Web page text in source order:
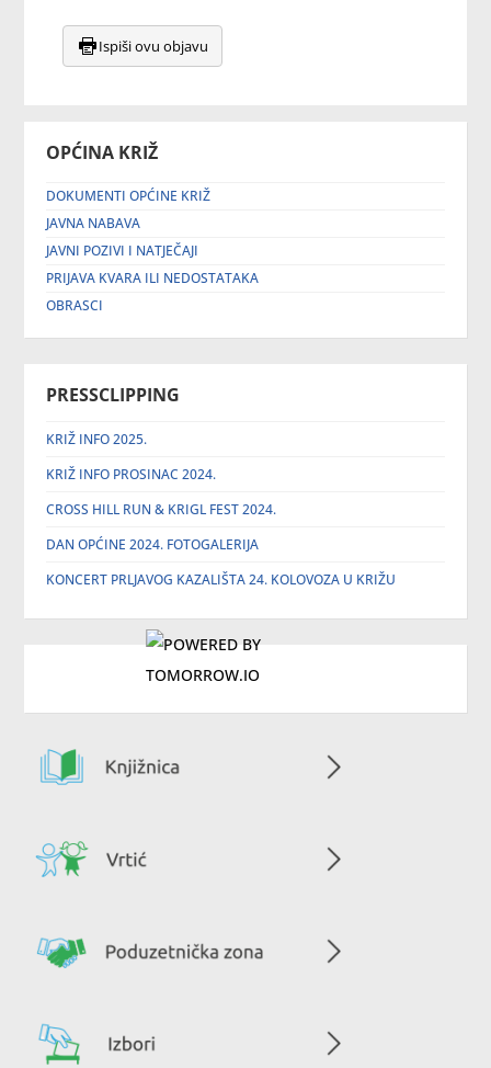
OPĆINA KRIŽ
DOKUMENTI OPĆINE KRIŽ
JAVNA NABAVA
JAVNI POZIVI I NATJEČAJI
PRIJAVA KVARA ILI NEDOSTATAKA
OBRASCI
PRESSCLIPPING
KRIŽ INFO 2025.
KRIŽ INFO PROSINAC 2024.
CROSS HILL RUN & KRIGL FEST 2024.
DAN OPĆINE 2024. FOTOGALERIJA
KONCERT PRLJAVOG KAZALIŠTA 24. KOLOVOZA U KRIŽU
Ispiši ovu objavu